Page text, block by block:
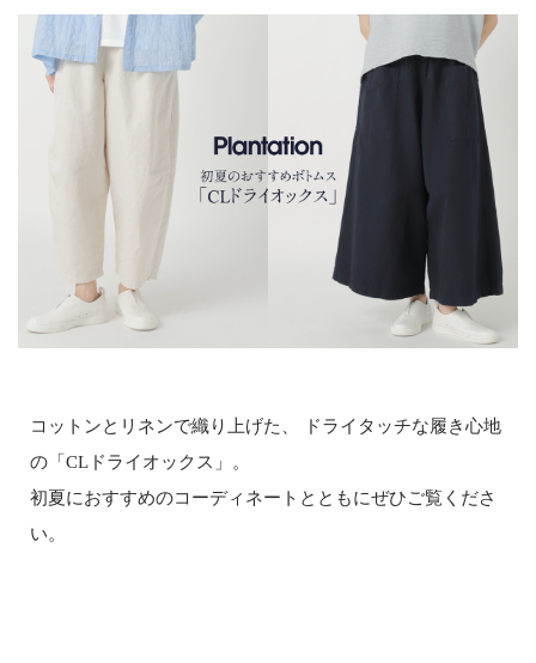
コットンとリネンで織り上げた、 ドライタッチな履き心地
の「CLドライオックス」。
初夏におすすめのコーディネートとともにぜひご覧くださ
い。